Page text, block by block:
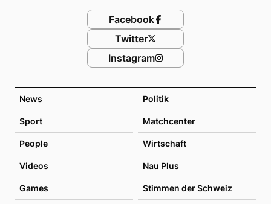
News Politik
Sport Matchcenter
People Wirtschaft
Videos Nau Plus
Games Stimmen der Schweiz
Facebook
Twitter
Instagram